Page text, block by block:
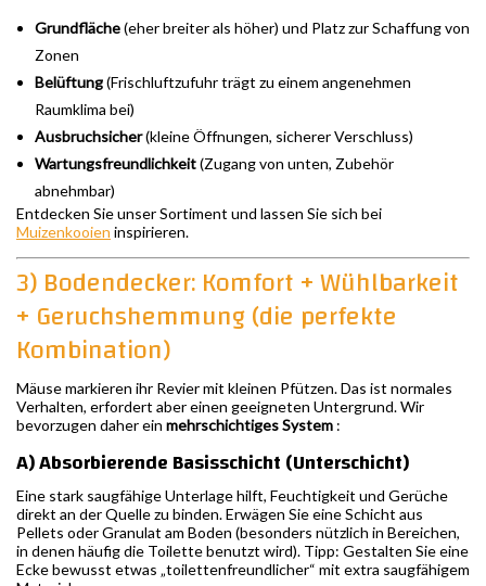
Grundfläche(eher breiter als höher) und Platz zur Schaffung von
Zonen
Belüftung(Frischluftzufuhr trägt zu einem angenehmen
Raumklima bei)
Ausbruchsicher(kleine Öffnungen, sicherer Verschluss)
Wartungsfreundlichkeit(Zugang von unten, Zubehör
abnehmbar)
Entdecken Sie unser Sortiment und lassen Sie sich bei
Muizenkooien inspirieren.
3) Bodendecker: Komfort + Wühlbarkeit
+ Geruchshemmung (die perfekte
Kombination)
Mäuse markieren ihr Revier mit kleinen Pfützen. Das ist normales
Verhalten, erfordert aber einen geeigneten Untergrund. Wir
bevorzugen daher ein mehrschichtiges System :
A) Absorbierende Basisschicht (Unterschicht)
Eine stark saugfähige Unterlage hilft, Feuchtigkeit und Gerüche
direkt an der Quelle zu binden. Erwägen Sie eine Schicht aus
Pellets oder Granulat am Boden (besonders nützlich in Bereichen,
in denen häufig die Toilette benutzt wird). Tipp: Gestalten Sie eine
Ecke bewusst etwas „toilettenfreundlicher“ mit extra saugfähigem